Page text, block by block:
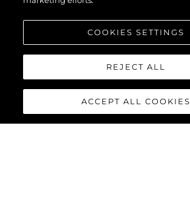
COOKIES SETTINGS
REJECT ALL
ACCEPT ALL COOKIES